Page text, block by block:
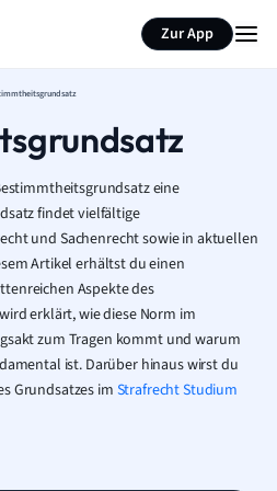
Zur App
eine
findet vielfältige
und Sachenrecht sowie in aktuellen
Artikel erhältst du einen
Aspekte des
erklärt, wie diese Norm im
zum Tragen kommt und warum
ist. Darüber hinaus wirst du
Grundsatzes im Strafrecht Studium